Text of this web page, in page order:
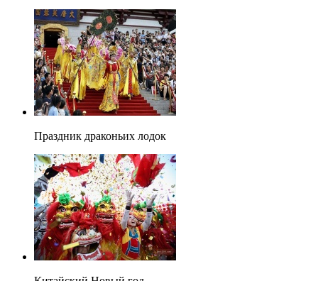
Праздник драконьих лодок